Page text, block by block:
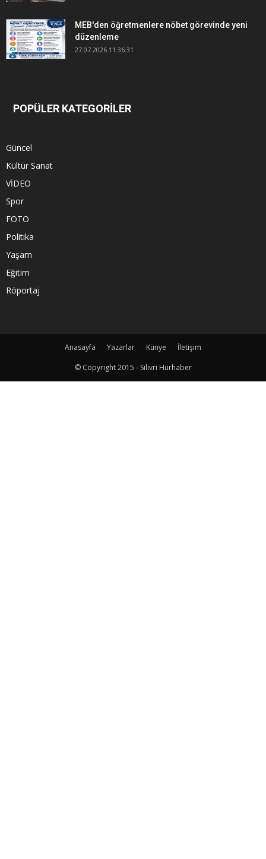
MEB'den öğretmenlere nöbet görevinde yeni
düzenleme
27.07.2026 11:36:31
POPÜLER KATEGORİLER
Güncel
Kültür Sanat
VİDEO
Spor
FOTO
Politika
Yaşam
Eğitim
Röportaj
Anasayfa Yazarlar Künye
İletişim
© Copyright 2015 - Silivri Hürhaber